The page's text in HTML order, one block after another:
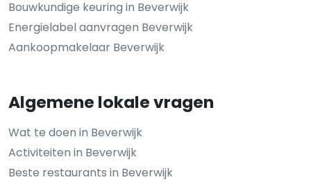
Bouwkundige keuring in Beverwijk
Energielabel aanvragen Beverwijk
Aankoopmakelaar Beverwijk
Algemene lokale vragen
Wat te doen in Beverwijk
Activiteiten in Beverwijk
Beste restaurants in Beverwijk